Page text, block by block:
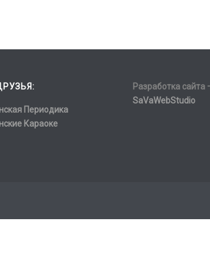
Периодика
Караоке
Разработка сайта
SaVaWebStudio